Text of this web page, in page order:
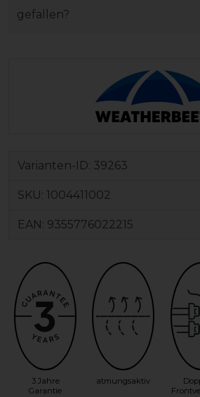
gefallen?
Varianten-ID: 39263
SKU: 1004411002
EAN: 9355776022215
3 Jahre
Garantie
atmungsaktiv